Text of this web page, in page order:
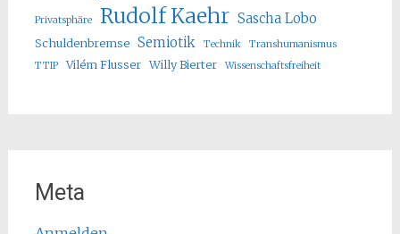
Privatsphäre Rudolf Kaehr Sascha Lobo
Schuldenbremse Semiotik Technik
Transhumanismus
TTIP
Vilém Flusser Willy Bierter Wissenschaftsfreiheit
Meta